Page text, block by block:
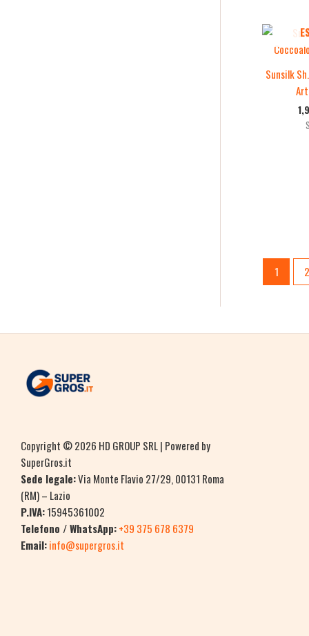
Sunsilk
1 2
Copyright © 2026 HD GROUP SRL | Powered by
SuperGros.it
Sede legale:Via Monte Flavio 27/29, 00131 Roma
(RM) – Lazio
P.IVA:15945361002
Telefono / WhatsApp:+39 375 678 6379
Email:info@supergros.it